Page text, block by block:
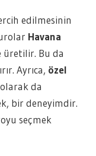
edilmesinin
Havana
üretilir. Bu da
Ayrıca, özel
da
bir deneyimdir.
seçmek